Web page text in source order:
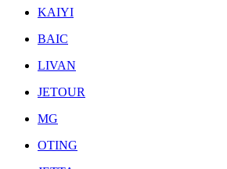
KAIYI
BAIC
LIVAN
JETOUR
MG
OTING